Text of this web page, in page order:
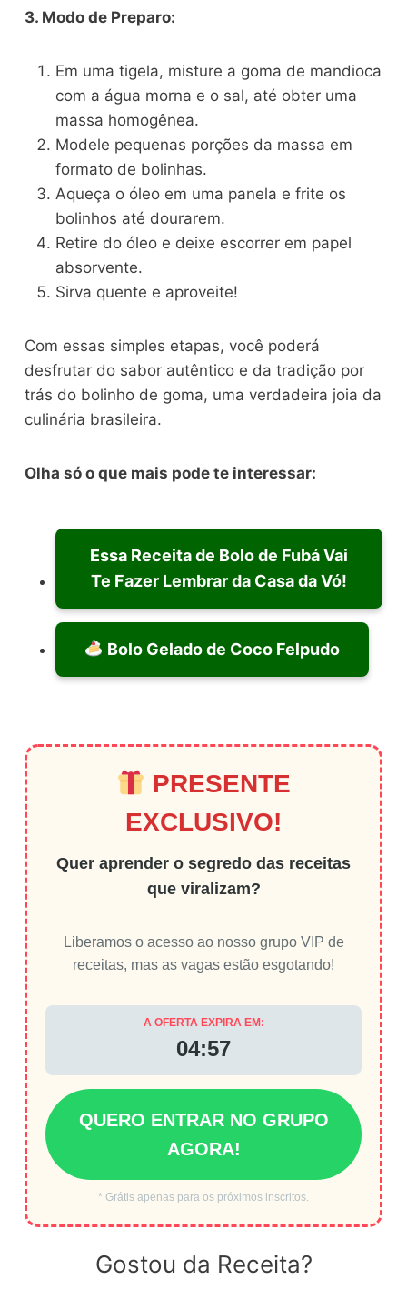
3. Modo de Preparo:
Em uma tigela, misture a goma de mandioca
com a água morna e o sal, até obter uma
massa homogênea.
Modele pequenas porções da massa em
formato de bolinhas.
Aqueça o óleo em uma panela e frite os
bolinhos até dourarem.
Retire do óleo e deixe escorrer em papel
absorvente.
Sirva quente e aproveite!
Com essas simples etapas, você poderá
desfrutar do sabor autêntico e da tradição por
trás do bolinho de goma, uma verdadeira joia da
culinária brasileira.
Olha só o que mais pode te interessar:
Essa Receita de Bolo de Fubá Vai
Te Fazer Lembrar da Casa da Vó!
Bolo Gelado de Coco Felpudo
PRESENTE
EXCLUSIVO!
Quer aprender o segredo das receitas
que viralizam?
Liberamos o acesso ao nosso grupo VIP de
receitas, mas as vagas estão esgotando!
A OFERTA EXPIRA EM:
04:56
QUERO ENTRAR NO GRUPO
AGORA!
* Grátis apenas para os próximos inscritos.
Gostou da Receita?